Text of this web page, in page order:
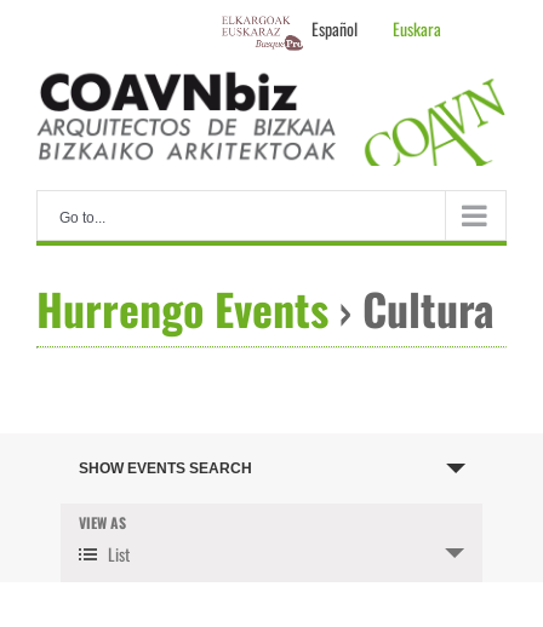
Español Euskara
content
Go to...
Hurrengo Events› Cultura
Search
and
Views
Navigation
SHOW EVENTS SEARCH
Event
Views
VIEW AS
List